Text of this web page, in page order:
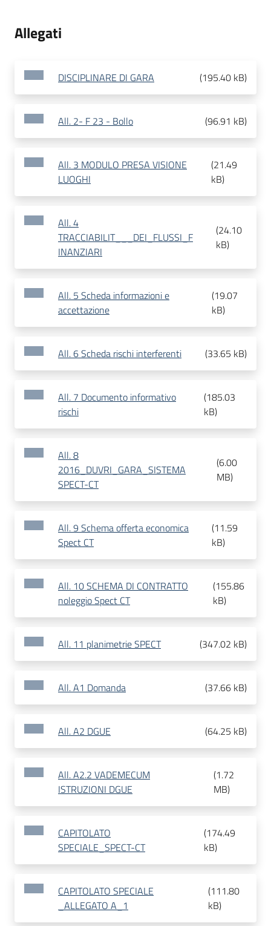
Allegati
DISCIPLINARE DI GARA (195.40 kB)
All. 2- F 23 - Bollo (96.91 kB)
All. 3 MODULO PRESA VISIONE
LUOGHI
(21.49
kB)
All. 4
TRACCIABILIT___DEI_FLUSSI_F
INANZIARI
(24.10
kB)
All. 5 Scheda informazioni e
accettazione
(19.07
kB)
All. 6 Scheda rischi interferenti (33.65 kB)
All. 7 Documento informativo
rischi
(185.03
kB)
All. 8
2016_DUVRI_GARA_SISTEMA
SPECT-CT
(6.00
MB)
All. 9 Schema offerta economica
Spect CT
(11.59
kB)
All. 10 SCHEMA DI CONTRATTO
noleggio Spect CT
(155.86
kB)
All. 11 planimetrie SPECT (347.02 kB)
All. A1 Domanda (37.66 kB)
All. A2 DGUE (64.25 kB)
All. A2.2 VADEMECUM
ISTRUZIONI DGUE
(1.72
MB)
CAPITOLATO
SPECIALE_SPECT-CT
(174.49
kB)
CAPITOLATO SPECIALE
_ALLEGATO A_1
(111.80
kB)